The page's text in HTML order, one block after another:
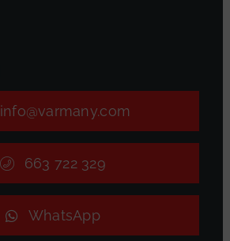
info@varmany.com
663 722 329
WhatsApp